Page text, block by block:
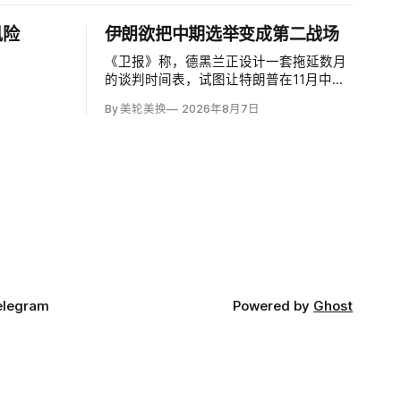
伊朗欲把中期选举变成第二战场
《卫报》称，德黑兰正设计一套拖延数月
的谈判时间表，试图让特朗普在11月中期
1981年人质危机对卡特总统的政治打击。
By 美轮美换 2026年8月7日
Powered by Ghost